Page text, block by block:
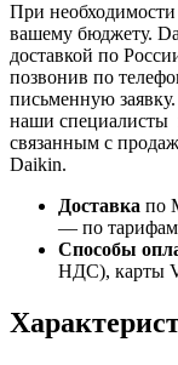
При
вашему бюджету.
доставкой по
позвонив по
письменную
наши специалисты
связанным с
Daikin.
Доставка по
— по тарифам
Способы
НДС), карты